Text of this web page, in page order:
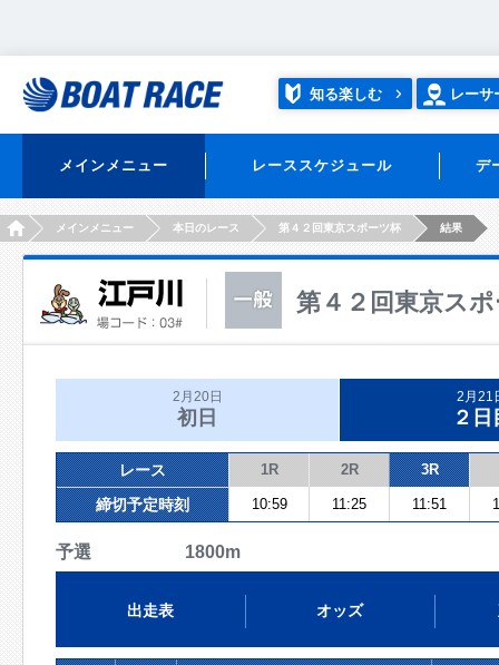
知る楽しむ レーサ
メインメニュー レーススケジュール デ
HOMEメインメニュー 本日のレース 第４２回東京スポーツ杯 結果
第４２回東京ス
2月20日
初日
2月21
２日
レース 1R 2R 3R
締切予定時刻 10:59 11:25 11:51
予選 1800m
出走表 オッズ